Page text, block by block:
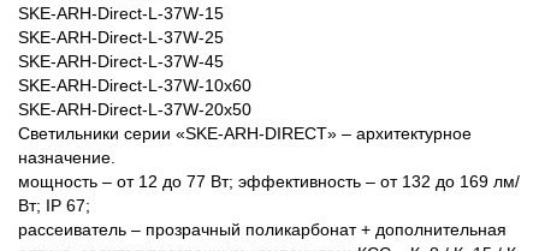
SKE-ARH-Direct-L-37W-15
SKE-ARH-Direct-L-37W-25
SKE-ARH-Direct-L-37W-45
SKE-ARH-Direct-L-37W-10x60
SKE-ARH-Direct-L-37W-20x50
Светильники серии «SKE-ARH-DIRECT» – архитектурное
назначение.
мощность – от 12 до 77 Вт; эффективность – от 132 до 169 лм/
Вт; IP 67;
рассеиватель – прозрачный поликарбонат + дополнительная